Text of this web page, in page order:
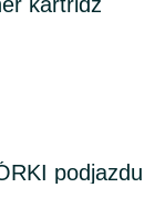
podjazdu